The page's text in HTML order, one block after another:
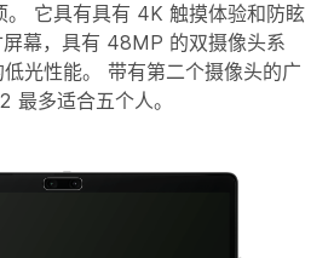
。 它具有具有 4K 触摸体验和防眩
幕，具有 48MP 的双摄像头系
光性能。 带有第二个摄像头的广
最多适合五个人。